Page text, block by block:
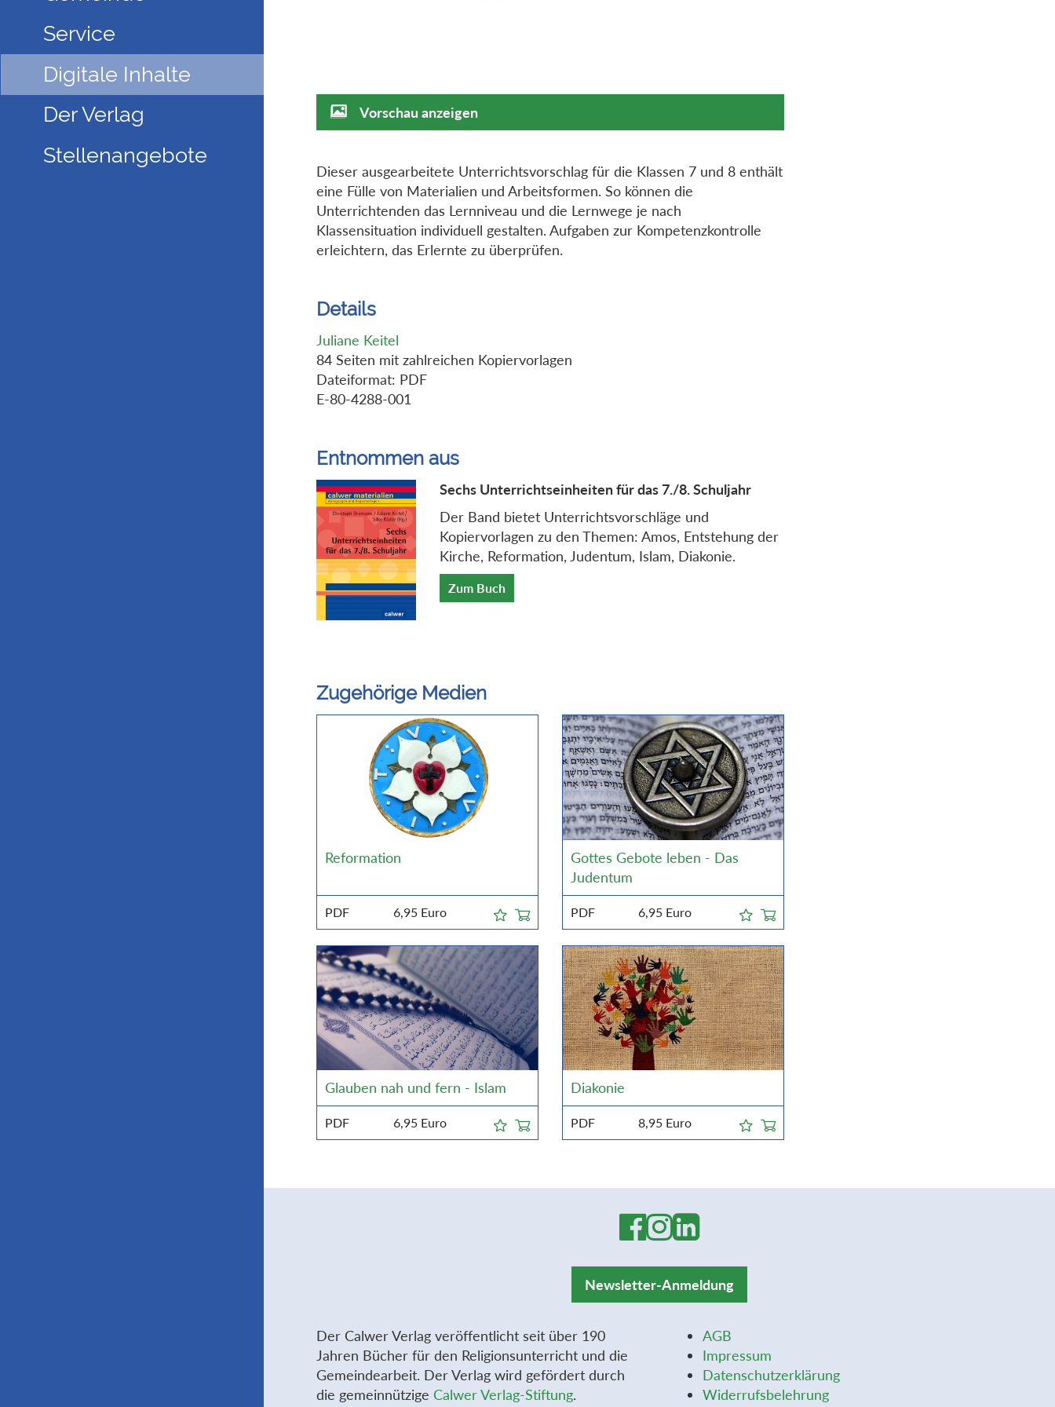
Service
Digitale Inhalte
Der Verlag
Stellenangebote
Vorschau anzeigen
Dieser ausgearbeitete Unterrichtsvorschlag für die Klassen 7 und 8 enthält
eine Fülle von Materialien und Arbeitsformen. So können die
Unterrichtenden das Lernniveau und die Lernwege je nach
Klassensituation individuell gestalten. Aufgaben zur Kompetenzkontrolle
erleichtern, das Erlernte zu überprüfen.
Details
Juliane Keitel
84 Seiten mit zahlreichen Kopiervorlagen
Dateiformat: PDF
E-80-4288-001
Entnommen aus
Sechs Unterrichtseinheiten für das 7./8. Schuljahr
Der Band bietet Unterrichtsvorschläge und
Kopiervorlagen zu den Themen: Amos, Entstehung der
Kirche, Reformation, Judentum, Islam, Diakonie.
Zum Buch
Zugehörige Medien
Reformation
PDF 6,95 Euro
Gottes Gebote leben - Das
Judentum
PDF 6,95 Euro
Glauben nah und fern - Islam
PDF 6,95 Euro
Diakonie
PDF 8,95 Euro
Newsletter-Anmeldung
Der Calwer Verlag veröffentlicht seit über 190
Jahren Bücher für den Religionsunterricht und die
Gemeindearbeit. Der Verlag wird gefördert durch
die gemeinnützige Calwer Verlag-Stiftung.
AGB
Impressum
Datenschutzerklärung
Widerrufsbelehrung